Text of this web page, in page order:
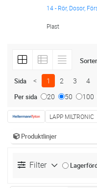
14 - Rör, Dosor,
Plast
Sida < 1 2 3 4
Per sida 20 50 100
LAPP MILTRONIC
Produktlinjer
Filter